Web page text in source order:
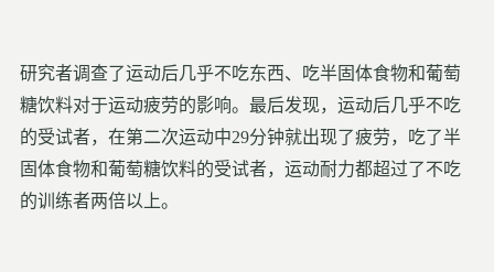
研究者调查了运动后几乎不吃东西、吃半固体食物和葡萄
糖饮料对于运动疲劳的影响。最后发现，运动后几乎不吃
的受试者，在第二次运动中29分钟就出现了疲劳，吃了半
固体食物和葡萄糖饮料的受试者，运动耐力都超过了不吃
的训练者两倍以上。